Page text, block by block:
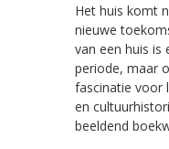
Het huis komt
nieuwe
van een huis is
periode, maar
fascinatie voor
en
beeldend